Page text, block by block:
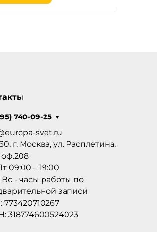
740-09-25
svet.ru
г. Москва, ул. Расплетина,
оф.208
09:00 – 19:00
Вс - часы работы по
записи
318774600524023